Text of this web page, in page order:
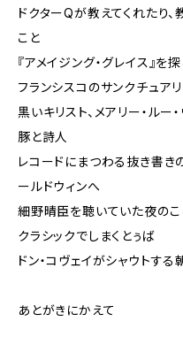
ドクターQが教えてくれたり
こと
『アメイジング・グレイス』を探
フランシスコのサンクチュアリ
黒いキリスト、メアリー・ルー
豚と詩人
レコードにまつわる抜き書き
ールドウィンへ
細野晴臣を聴いていた夜のこ
クラシックでしまくとぅば
ドン・コヴェイがシャウトする
あとがきにかえて